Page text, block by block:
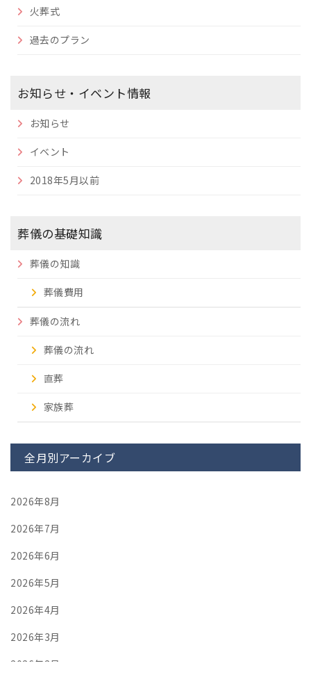
火葬式
過去のプラン
お知らせ・イベント情報
お知らせ
イベント
2018年5月以前
葬儀の基礎知識
葬儀の知識
葬儀費用
葬儀の流れ
葬儀の流れ
直葬
家族葬
全月別アーカイブ
2026年8月
2026年7月
2026年6月
2026年5月
2026年4月
2026年3月
2026年2月